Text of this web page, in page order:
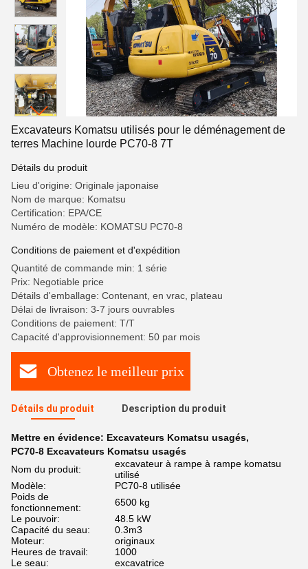
Excavateurs Komatsu utilisés pour le déménagement de
terres Machine lourde PC70-8 7T
Détails du produit
Lieu d'origine: Originale japonaise
Nom de marque: Komatsu
Certification: EPA/CE
Numéro de modèle: KOMATSU PC70-8
Conditions de paiement et d'expédition
Quantité de commande min: 1 série
Prix: Negotiable price
Détails d'emballage: Contenant, en vrac, plateau
Délai de livraison: 3-7 jours ouvrables
Conditions de paiement: T/T
Capacité d'approvisionnement: 50 par mois
Obtenez le meilleur prix
Détails du produit Description du produit
Mettre en évidence: Excavateurs Komatsu usagés,
PC70-8 Excavateurs Komatsu usagés
Nom du produit:
excavateur à rampe à rampe komatsu
utilisé
Modèle:
PC70-8 utilisée
Poids de
fonctionnement:
6500 kg
Le pouvoir:
48.5 kW
Capacité du seau:
0.3m3
Moteur:
originaux
Heures de travail:
1000
Le seau:
excavatrice